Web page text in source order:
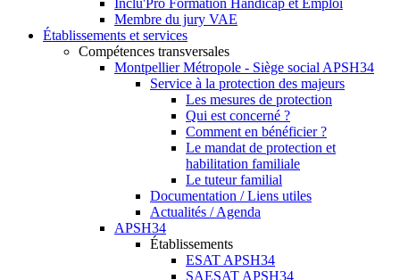
Inclu'Pro Formation Handicap et Emploi
Membre du jury VAE
Établissements et services
Compétences transversales
Montpellier Métropole - Siège social APSH34
Service à la protection des majeurs
Les mesures de protection
Qui est concerné ?
Comment en bénéficier ?
Le mandat de protection et
habilitation familiale
Le tuteur familial
Documentation / Liens utiles
Actualités / Agenda
APSH34
Établissements
ESAT APSH34
SAESAT APSH34